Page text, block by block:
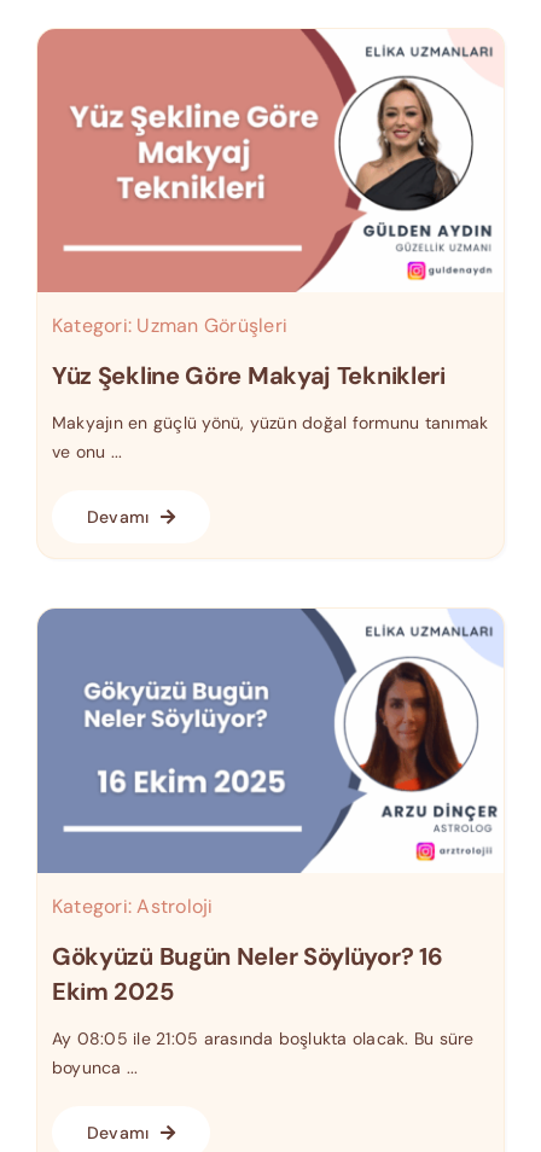
Kategori: Uzman Görüşleri
Yüz Şekline Göre Makyaj Teknikleri
Makyajın en güçlü yönü, yüzün doğal formunu tanımak
ve onu ...
Devamı
Kategori:Astroloji
Gökyüzü Bugün Neler Söylüyor? 16
Ekim 2025
Ay 08:05 ile 21:05 arasında boşlukta olacak. Bu süre
boyunca ...
Devamı